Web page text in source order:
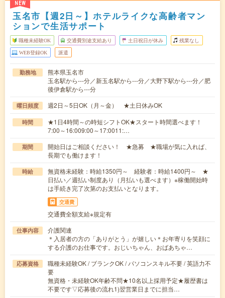
NEW
玉名市【週2日～】ホテルライクな高齢者マン
ションで生活サポート
職種未経験OK 交通費別途支給あり 土日祝日が休み 残業なし
WEB登録OK 派遣
勤務地
熊本県玉名市
玉名駅から---分／新玉名駅から---分／大野下駅から---分／肥
後伊倉駅から---分
曜日頻度 週2日～5日OK（月～金） ★土日休みOK
時間
★1日4時間～の時短シフトOK★スタート時間選べます！
7:00～16:009:00～17:0011:…
期間
開始日はご相談ください！ ★急募 ★職場が気に入れば、
長期でも働けます！
時給
無資格未経験：時給1350円～ 経験者：時給1400円～ ★
日払い／週払い制度あり（月払いも選べます）※稼働開始時
は手続き完了次第のお支払いとなります。
交通費
交通費全額支給※規定有
仕事内容
介護関連
＊入居者の方の「ありがとう」が嬉しい＊お年寄りを笑顔に
する介護のお仕事です。おじいちゃん、おばあちゃ…
応募資格
職種未経験OK / ブランクOK / パソコンスキル不要 / 英語力不
要
無資格・未経験OK年齢不問★10名以上採用予定★履歴書は
不要です▽応募後の流れ1)翌営業日までに担当…